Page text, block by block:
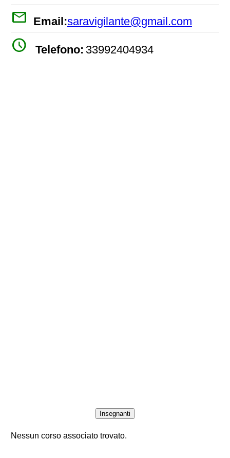
mail Email:saravigilante@gmail.com
watch_later Telefono: 33992404934
Insegnanti
Nessun corso associato trovato.